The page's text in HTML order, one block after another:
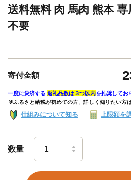
送料無料 肉 馬肉 熊本
不要
寄付金額
一度に決済する 返礼品数は３つ以内を推奨してお
🔰ふるさと納税が初めての方、詳しく知りたい方
仕組みについて知る 上限額を
数量